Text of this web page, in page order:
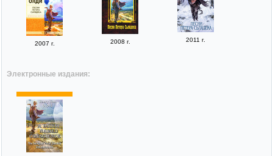
2007 г. 2008 г. 2011 г.
Электронные издания: